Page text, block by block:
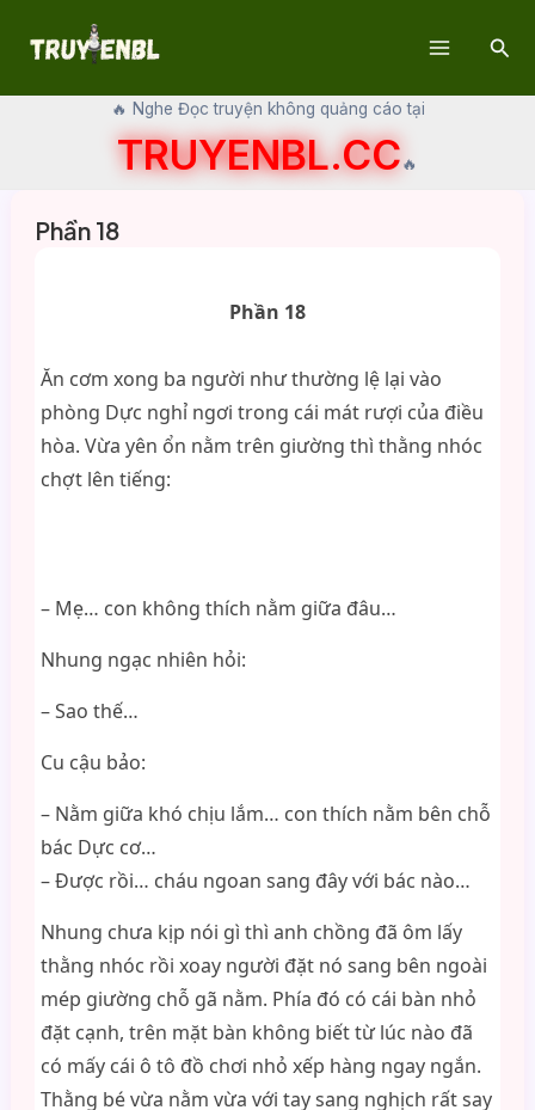
🔥 Nghe Đọc truyện không quảng cáo tại
TRUYENBL.CC🔥
Phần 18
Phần 18
Ăn cơm xong ba người như thường lệ lại vào
phòng Dực nghỉ ngơi trong cái mát rượi của điều
hòa. Vừa yên ổn nằm trên giường thì thằng nhóc
chợt lên tiếng:
– Mẹ… con không thích nằm giữa đâu…
Nhung ngạc nhiên hỏi:
– Sao thế…
Cu cậu bảo:
– Nằm giữa khó chịu lắm… con thích nằm bên chỗ
bác Dực cơ…
– Được rồi… cháu ngoan sang đây với bác nào…
Nhung chưa kịp nói gì thì anh chồng đã ôm lấy
thằng nhóc rồi xoay người đặt nó sang bên ngoài
mép giường chỗ gã nằm. Phía đó có cái bàn nhỏ
đặt cạnh, trên mặt bàn không biết từ lúc nào đã
có mấy cái ô tô đồ chơi nhỏ xếp hàng ngay ngắn.
Thằng bé vừa nằm vừa với tay sang nghịch rất say